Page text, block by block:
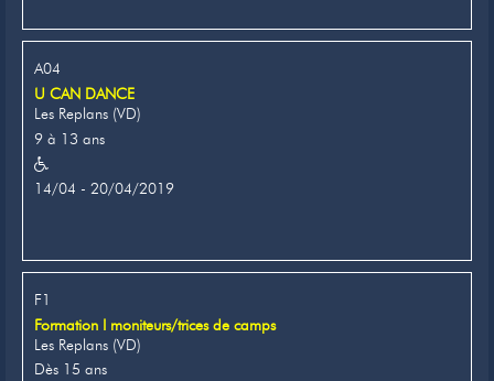
A04
U CAN DANCE
Les Replans (VD)
9 à 13 ans
14/04 - 20/04/2019
F1
Formation I moniteurs/trices de camps
Les Replans (VD)
Dès 15 ans